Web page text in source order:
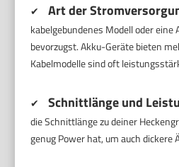
✔ Art der
kabelgebundenes Modell oder
bevorzugst. Akku-Geräte bieten
Kabelmodelle sind oft
✔ Schnittlänge und
die Schnittlänge zu deiner
genug Power hat, um auch dickere